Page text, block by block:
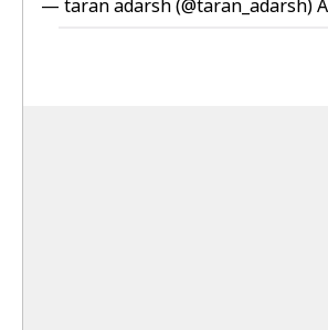
— taran adarsh (@taran_adarsh)